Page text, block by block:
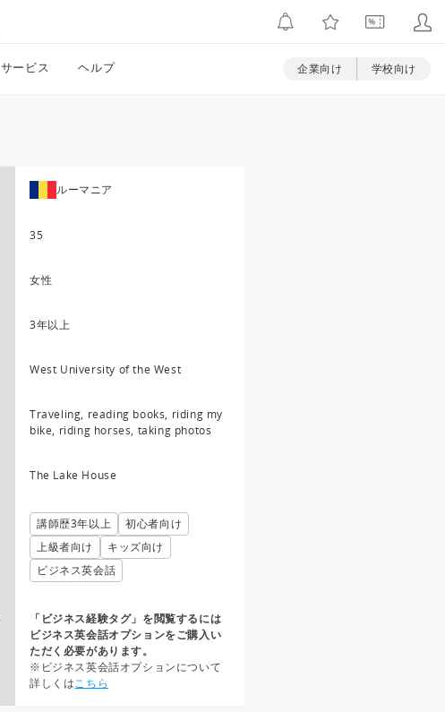
サービス ヘルプ 企業向け 学校向け
ルーマニア
35
女性
3年以上
West University of the West
Traveling, reading books, riding my
bike, riding horses, taking photos
The Lake House
講師歴3年以上
初心者向け
上級者向け
キッズ向け
ビジネス英会話
「ビジネス経験タグ」を閲覧するには
ビジネス英会話オプションをご購入い
ただく必要があります。
※ビジネス英会話オプションについて
詳しくはこちら